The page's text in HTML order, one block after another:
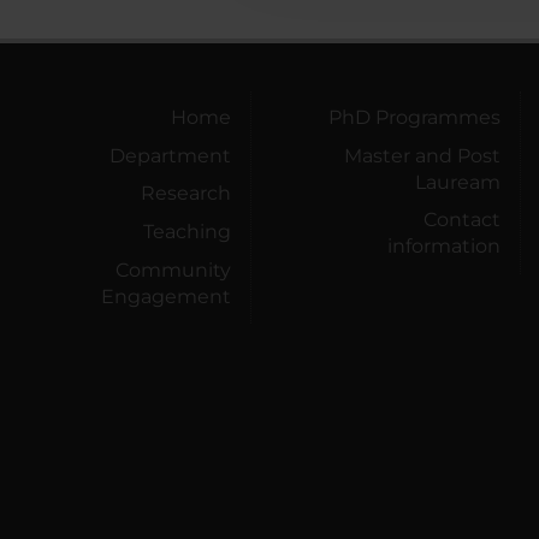
Home
Department
Research
Teaching
Community
Engagement
PhD Programmes
Master and Post
Lauream
Contact
information